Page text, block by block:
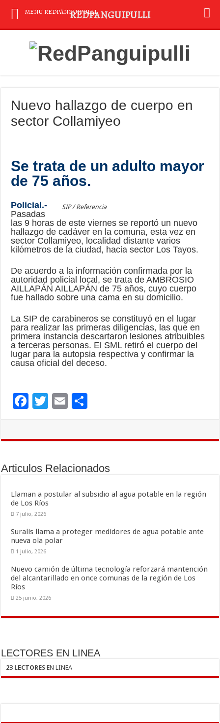
Nuevo hallazgo de cuerpo en
sector Collamiyeo
Se trata de un adulto mayor
de 75 años.
SIP / Referencia
Policial.-
Pasadas
las 9 horas de este viernes se reportó un nuevo
hallazgo de cadáver en la comuna, esta vez en
sector Collamiyeo, localidad distante varios
kilómetros de la ciudad, hacia sector Los Tayos.
De acuerdo a la información confirmada por la
autoridad policial local, se trata de AMBROSIO
AILLAPÁN AILLAPÁN de 75 años, cuyo cuerpo
fue hallado sobre una cama en su domicilio.
La SIP de carabineros se constituyó en el lugar
para realizar las primeras diligencias, las que en
primera instancia descartaron lesiones atribuibles
a terceras personas. El SML retiró el cuerpo del
lugar para la autopsia respectiva y confirmar la
causa oficial del deceso.
F
o
k
T
E
ar
r
Articulos Relacionados
Llaman a postular al subsidio al agua potable en la región
de Los Ríos
7 julio, 2026
Suralis llama a proteger medidores de agua potable ante
nueva ola polar
1 julio, 2026
Nuevo camión de última tecnología reforzará mantención
del alcantarillado en once comunas de la región de Los
Ríos
25 junio, 2026
LECTORES EN LINEA
23 LECTORES EN LINEA
MENU REDPANGUIPULLIREDPANGUIPULLI